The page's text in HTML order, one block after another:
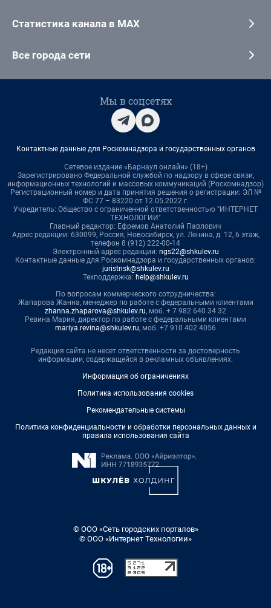
Статистика канала в MAX
Все города сети
Мы в соцсетях
Контактные данные для Роскомнадзора и государственных органов
Сетевое издание «Барнаул онлайн» (18+)
Зарегистрировано Федеральной службой по надзору в сфере связи,
информационных технологий и массовых коммуникаций (Роскомнадзор)
Регистрационный номер и дата принятия решения о регистрации: ЭЛ №
ФС 77 – 83220 от 12.05.2022 г.
Учредитель: Общество с ограниченной ответственностью "ИНТЕРНЕТ
ТЕХНОЛОГИИ"
Главный редактор: Ефремов Анатолий Павлович
Адрес редакции: 630099, Россия, Новосибирск, ул. Ленина, д. 12, 6 этаж,
телефон 8 (912) 222-00-14
Электронный адрес редакции: ngs22@shkulev.ru
Контактные данные для Роскомнадзора и государственных органов:
juristnsk@shkulev.ru
Техподдержка: help@shkulev.ru
По вопросам коммерческого сотрудничества:
Жапарова Жанна, менеджер по работе с федеральными клиентами
zhanna.zhaparova@shkulev.ru, моб. + 7 982 640 34 32
Ревина Мария, директор по работе с федеральными клиентами
mariya.revina@shkulev.ru, моб. +7 910 402 4056
Редакция сайта не несет ответственности за достоверность
информации, содержащейся в рекламных объявлениях.
Информация об ограничениях
Политика использования cookies
Рекомендательные системы
Политика конфиденциальности и обработки персональных данных и
правила использования сайта
© ООО «Сеть городских порталов»
© ООО «Интернет Технологии»